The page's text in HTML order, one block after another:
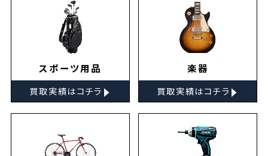
スポーツ用品
買取実績はコチラ ▸
楽器
買取実績はコチラ ▸